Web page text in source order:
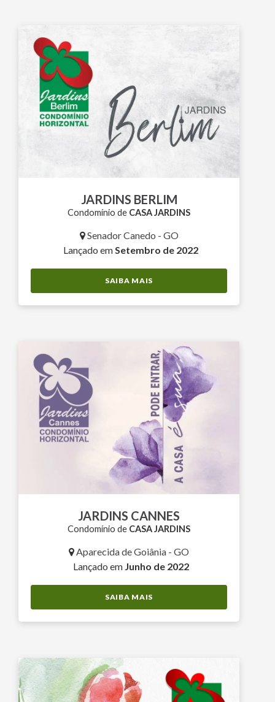
JARDINS BERLIM
Condomínio de CASA JARDINS
Senador Canedo - GO
Lançado em Setembro de 2022
SAIBA MAIS
JARDINS CANNES
Condomínio de CASA JARDINS
Aparecida de Goiânia - GO
Lançado em Junho de 2022
SAIBA MAIS